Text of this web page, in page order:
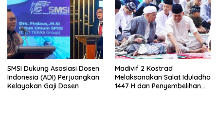
SMSI Dukung Asosiasi Dosen
Indonesia (ADI) Perjuangkan
Kelayakan Gaji Dosen
Madivif 2 Kostrad
Melaksanakan Salat Iduladha
1447 H dan Penyembelihan